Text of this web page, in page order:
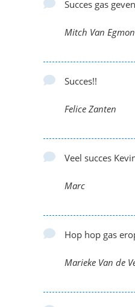
Succes gas
Mitch Van
Succes!!
Felice Zanten
Veel succes
Marc
Hop hop gas
Marieke Van de